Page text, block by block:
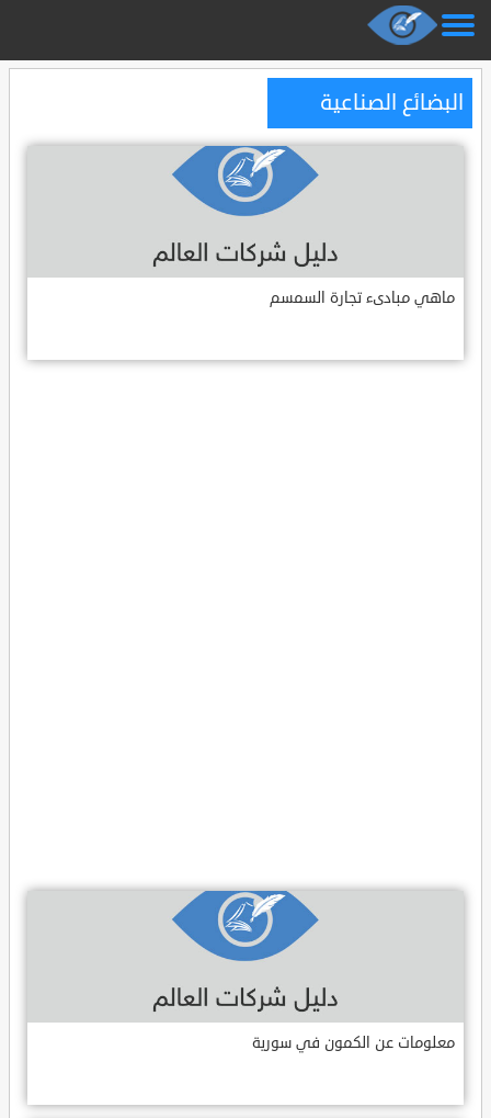
البضائع الصناعية
ماهي مبادىء تجارة السمسم
معلومات عن الكمون في سورية